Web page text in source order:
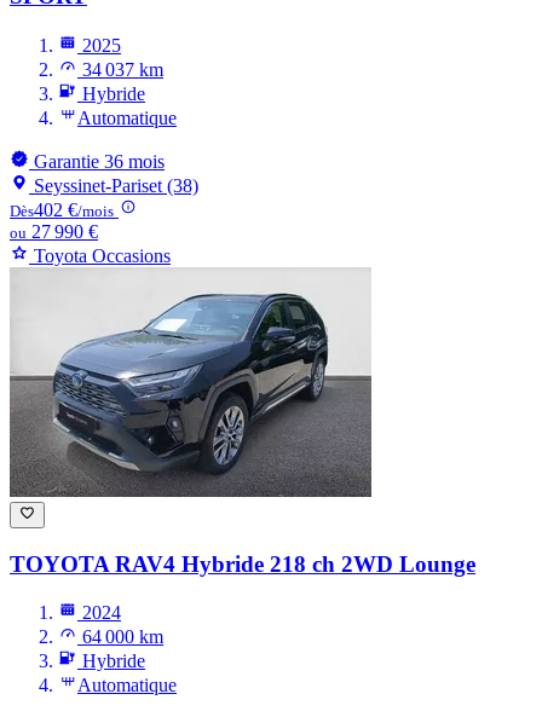
2025
34 037 km
Hybride
Automatique
Garantie 36 mois
Seyssinet-Pariset (38)
Dès402 €/mois
ou 27 990 €
Toyota Occasions
TOYOTA RAV4 Hybride 218 ch 2WD Lounge
2024
64 000 km
Hybride
Automatique